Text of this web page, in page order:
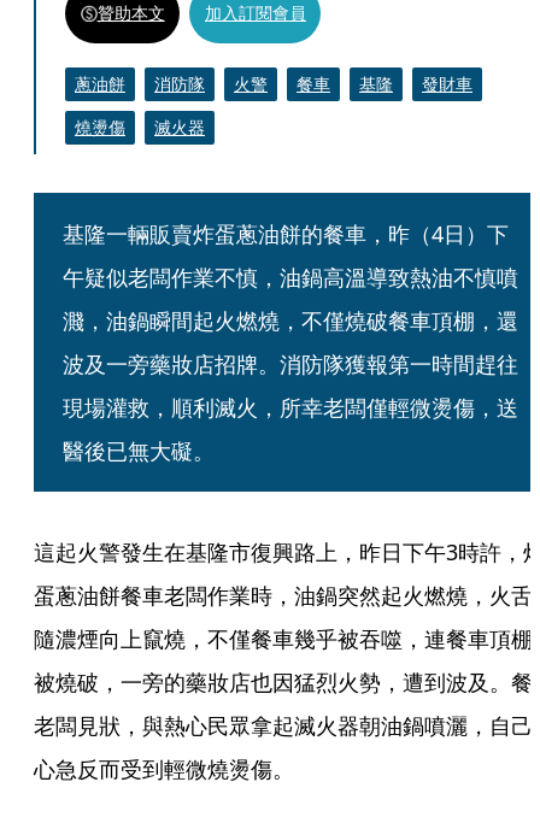
贊助本文 加入訂閱會員
蔥油餅 消防隊 火警 餐車 基隆
發財車
燒燙傷
滅火器
基隆一輛販賣炸蛋蔥油餅的餐車，昨（4日）下
午疑似老闆作業不慎，油鍋高溫導致熱油不慎噴
濺，油鍋瞬間起火燃燒，不僅燒破餐車頂棚，還
波及一旁藥妝店招牌。消防隊獲報第一時間趕往
現場灌救，順利滅火，所幸老闆僅輕微燙傷，送
醫後已無大礙。
這起火警發生在基隆市復興路上，昨日下午3時許，
蛋蔥油餅餐車老闆作業時，油鍋突然起火燃燒，火舌
隨濃煙向上竄燒，不僅餐車幾乎被吞噬，連餐車頂棚
被燒破，一旁的藥妝店也因猛烈火勢，遭到波及。餐
老闆見狀，與熱心民眾拿起滅火器朝油鍋噴灑，自己
心急反而受到輕微燒燙傷。